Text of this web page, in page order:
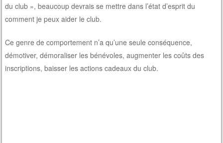
du club », beaucoup devrais se mettre dans l’état d’esprit du
comment je peux aider le club.
Ce genre de comportement n’a qu’une seule conséquence,
démotiver, démoraliser les bénévoles, augmenter les coûts des
inscriptions, baisser les actions cadeaux du club.